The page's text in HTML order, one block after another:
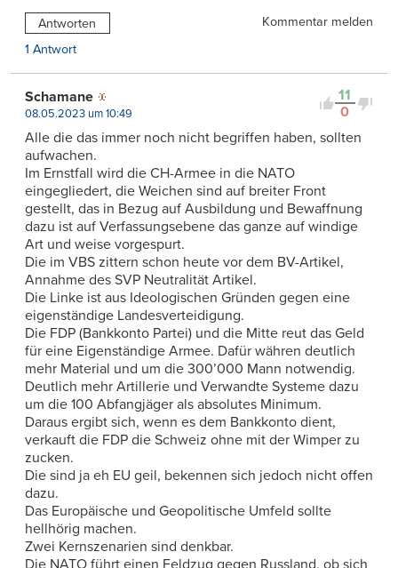
Antworten
Kommentar melden
1 Antwort
11
0
Schamane
08.05.2023 um 10:49
Alle die das immer noch nicht begriffen haben, sollten
aufwachen.
Im Ernstfall wird die CH-Armee in die NATO
eingegliedert, die Weichen sind auf breiter Front
gestellt, das in Bezug auf Ausbildung und Bewaffnung
dazu ist auf Verfassungsebene das ganze auf windige
Art und weise vorgespurt.
Die im VBS zittern schon heute vor dem BV-Artikel,
Annahme des SVP Neutralität Artikel.
Die Linke ist aus Ideologischen Gründen gegen eine
eigenständige Landesverteidigung.
Die FDP (Bankkonto Partei) und die Mitte reut das Geld
für eine Eigenständige Armee. Dafür währen deutlich
mehr Material und um die 300’000 Mann notwendig.
Deutlich mehr Artillerie und Verwandte Systeme dazu
um die 100 Abfangjäger als absolutes Minimum.
Daraus ergibt sich, wenn es dem Bankkonto dient,
verkauft die FDP die Schweiz ohne mit der Wimper zu
zucken.
Die sind ja eh EU geil, bekennen sich jedoch nicht offen
dazu.
Das Europäische und Geopolitische Umfeld sollte
hellhörig machen.
Zwei Kernszenarien sind denkbar.